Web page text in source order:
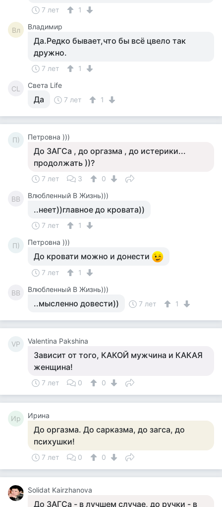
7 лет 1
Вл Владимир
Да.Редко бывает,что бы всё цвело так
дружно.
7 лет 1
СL Света Life
Да 7 лет 1
П) Петровна )))
До ЗАГСа , до оргазма , до истерики...
продолжать ))?
7 лет 3 0
ВВ Влюбленный В Жизнь)))
..неет))главное до кровата))
7 лет 1
П) Петровна )))
До кровати можно и донести
7 лет 1
ВВ Влюбленный В Жизнь)))
..мысленно довести)) 7 лет 1
VP Valentina Pakshina
Зависит от того, КАКОЙ мужчина и КАКАЯ
женщина!
7 лет 0 0
Ир Ирина
До оргазма. До сарказма, до загса, до
психушки!
7 лет 0 0
Solidat Kairzhanova
До ЗАГСа - в лучшем случае, до ручки - в